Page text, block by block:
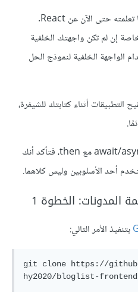
تذكرك التمارين القليلة الأولى بكل ما تعلمته حتى الآن عن React.
إن لم تكن واجهتك الخلفية
الواجهة الخلفية لنموذج الحل
التطبيقات أثناء كتابتك للشيفرة،
: إن لاحظت أنك تستخدم await/async مع then، فتأكد أنك
بتنفيذ الأمر التالي:
git clone https://